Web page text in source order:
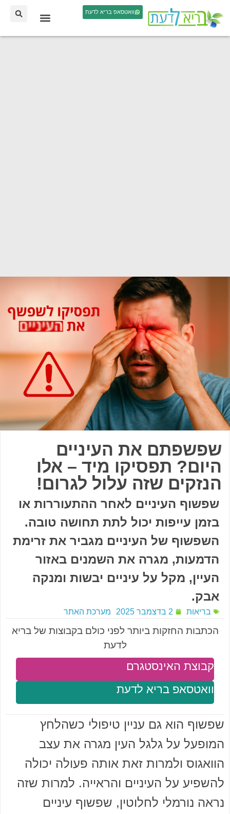
וואטסאפ בריא לדעת
שפשפתם את העיניים
היום? תפסיקו מיד – אלו
הנזקים שזה עלול לגרום!
שפשוף העיניים לאחר ההתעוררות או
בזמן עייפות יכול לתת תחושה טובה.
השפשוף של העיניים מגביר את זרימת
הדמעות, מגרה את השמנים באזור
העיין, מקל על עיניים יבשות ומנקה
אבק.
בריאות 2 בדצמבר 2025 מערכת האתר
הכתבות החזקות ביותר לפני כולם בקבוצות של בריא
לדעת
וואטסאפ בריא לדעת
קבוצת האינסטגרם
שפשוף הוא גם עניין טיפולי כשהלחץ
המופעל על גלגל העין מגרה את עצב
הוואגוס ולמרות זאת אותה פעולה יכולה
להשפיע על העיניים והראייה. למרות שזה
נראה נורמלי לחלוטין, שפשוף עיניים